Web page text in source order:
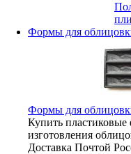
Формы для
Формы для
Купить пластиковые
изготовления
Доставка Почтой